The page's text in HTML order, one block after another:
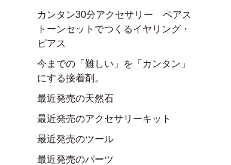
カンタン30分アクセサリー ペアス
トーンセットでつくるイヤリング・
ピアス
今までの「難しい」を「カンタン」
にする接着剤。
最近発売の天然石
最近発売のアクセサリーキット
最近発売のツール
最近発売のパーツ